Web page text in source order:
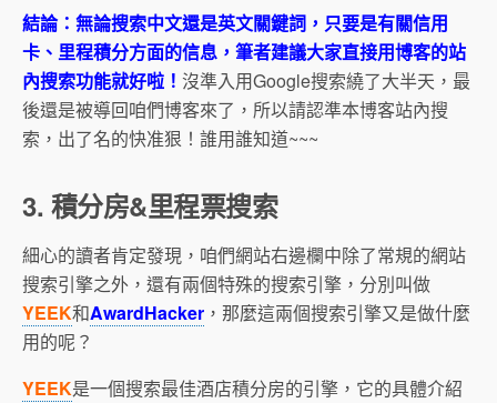
結論：無論搜索中文還是英文關鍵詞，只要是有關信用
卡、里程積分方面的信息，筆者建議大家直接用博客的站
內搜索功能就好啦！ 沒準入用Google搜索繞了大半天，最
後還是被導回咱們博客來了，所以請認準本博客站內搜
索，出了名的快准狠！誰用誰知道~~~
3. 積分房&里程票搜索
細心的讀者肯定發現，咱們網站右邊欄中除了常規的網站
搜索引擎之外，還有兩個特殊的搜索引擎，分別叫做
YEEK和AwardHacker ，那麼這兩個搜索引擎又是做什麼
用的呢？
YEEK是一個搜索最佳酒店積分房的引擎，它的具體介紹